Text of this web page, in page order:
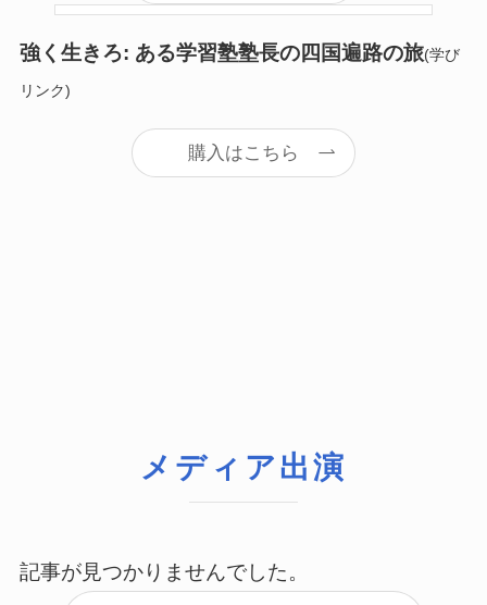
強く生きろ: ある学習塾塾長の四国遍路の旅(学び
リンク)
購入はこちら
メディア出演
記事が見つかりませんでした。